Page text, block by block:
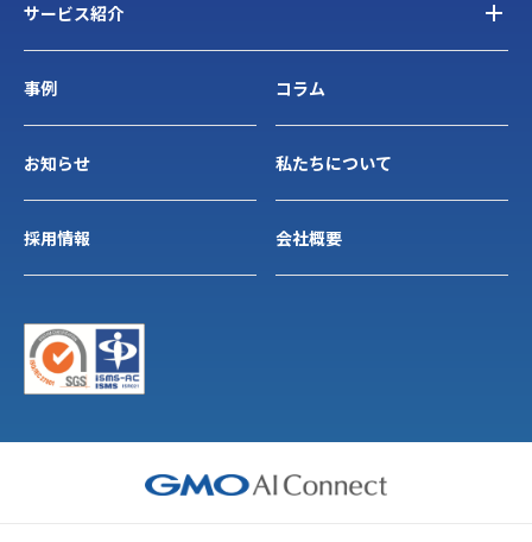
サービス紹介
事例 コラム
お知らせ 私たちについて
採用情報 会社概要